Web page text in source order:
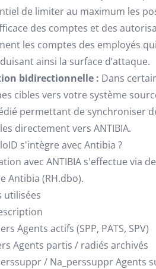
de limiter au maximum les
des comptes et des
les comptes des employés
ainsi la surface d’attaque.
bidirectionnelle : Dans
cibles vers votre système
permettant de synchroniser
directement vers ANTIBIA.
s'intègre avec Antibia ?
avec ANTIBIA s'effectue via
Antibia (RH.dbo).
utilisées
Agents actifs (SPP, PATS, SPV)
Agents partis / radiés archivés
/ Na_perssuppr Agents